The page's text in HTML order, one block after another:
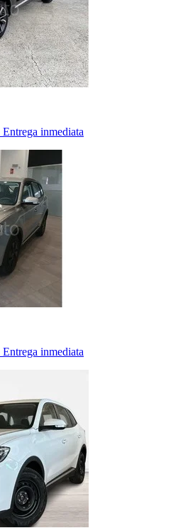
Entrega inmediata
Entrega inmediata